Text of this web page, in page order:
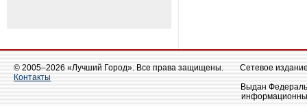
© 2005–2026 «Лучший Город». Все права защищены.
Контакты
Сетевое
Выдан